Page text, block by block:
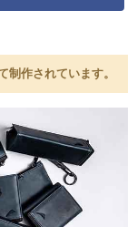
制作されています。